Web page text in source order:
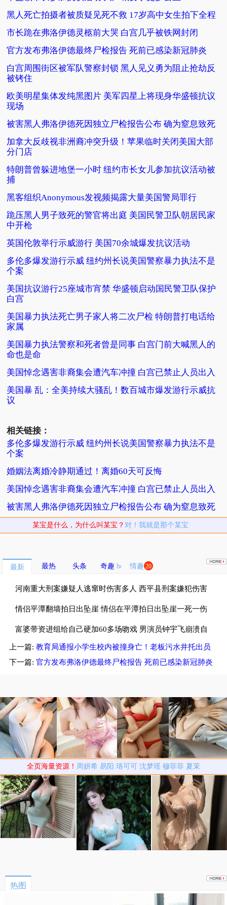
黑人死亡拍摄者被质疑见死不救 17岁高中女生拍下全程
市长跪在弗洛伊德灵柩前大哭 白宫几乎被铁网封闭
官方发布弗洛伊德最终尸检报告 死前已感染新冠肺炎
白宫周围街区被军队警察封锁 黑人见义勇为阻止抢劫反
被铐住
欧美明星集体发纯黑图片 美军四星上将现身华盛顿抗议
现场
被害黑人弗洛伊德死因独立尸检报告公布 确为窒息致死
加拿大反歧视非洲裔冲突升级！苹果临时关闭美国大部
分门店
特朗普曾躲进地堡一小时 纽约市长女儿参加抗议活动被
捕
黑客组织Anonymous发视频揭露大量美国警局罪行
跪压黑人男子致死的警官将出庭 美国民警卫队朝居民家
中开枪
英国伦敦举行示威游行 美国70余城爆发抗议活动
多伦多爆发游行示威 纽约州长说美国警察暴力执法不是
个案
美国抗议游行25座城市宵禁 华盛顿启动国民警卫队保护
白宫
美国暴力执法死亡男子家人将二次尸检 特朗普打电话给
家属
美国暴力执法警察和死者曾是同事 白宫门前大喊黑人的
命也是命
美国悼念遇害非裔集会遭汽车冲撞 白宫已禁止人员出入
美国暴 乱：全美持续大骚乱！数百城市爆发游行示威抗
议
相关链接：
多伦多爆发游行示威 纽约州长说美国警察暴力执法不是
个案
婚姻法离婚冷静期通过！离婚60天可反悔
美国悼念遇害非裔集会遭汽车冲撞 白宫已禁止人员出入
被害黑人弗洛伊德死因独立尸检报告公布 确为窒息致死
某宝是什么，为什么叫某宝？ 对！我就是那个某宝
最新 最热 头条 奇趣 情趣 20
河南重大刑案嫌疑人逃窜时伤害多人 西平县刑案嫌犯伤害
多名无辜群众
情侣平潭翻墙拍日出坠崖 情侣在平潭拍日出坠崖一死一伤
富婆带资进组给自己硬加60多场吻戏 男演员钟宇飞崩溃自
曝遇富婆加吻戏
上一篇: 教育局通报小学生校内被撞身亡！老板污水井托出员
工自己身亡
下一篇: 官方发布弗洛伊德最终尸检报告 死前已感染新冠肺炎
全页海量资源！ 周妍希 易阳 珞可可 沈梦瑶 穆菲菲 夏茉
热图